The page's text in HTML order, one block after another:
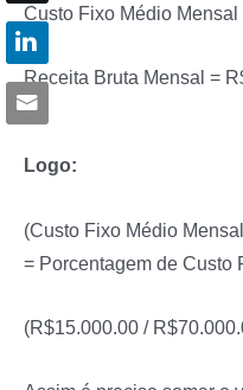
Custo Fixo Médio
Receita Bruta Mensal =
Logo:
(Custo Fixo Médio
= Porcentagem de Custo
(R$15.000.00 /